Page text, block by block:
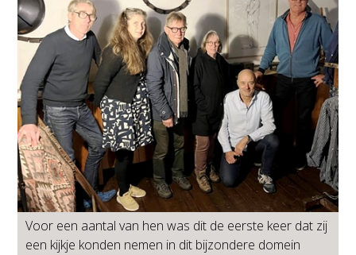
Voor een aantal van hen was dit de eerste keer dat zij
een kijkje konden nemen in dit bijzondere domein